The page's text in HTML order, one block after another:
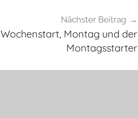
Nächster Beitrag
Wochenstart, Montag und der
Montagsstarter